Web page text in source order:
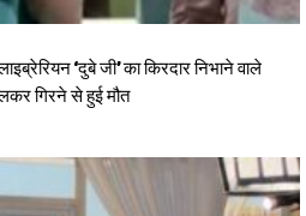
‘दुबे जी’ का किरदार निभाने वाले
गिरने से हुई मौत